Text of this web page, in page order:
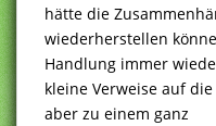
hätte die
wiederherstellen
Handlung immer
kleine Verweise auf
aber zu einem ganz